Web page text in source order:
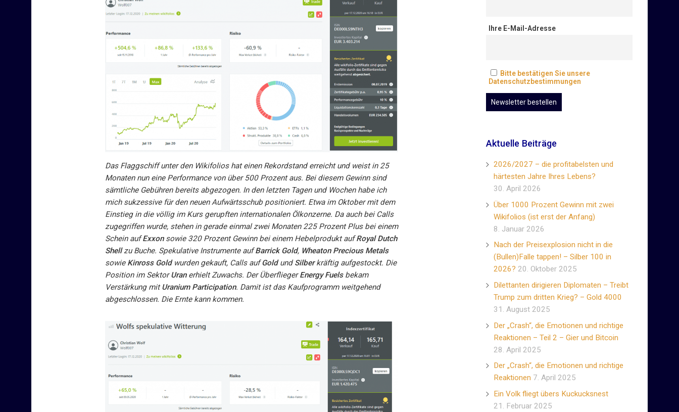
Das Flaggschiff unter den Wikifolios hat einen Rekordstand erreicht und weist in 25
Monaten nun eine Performance von über 500 Prozent aus. Bei diesem Gewinn sind
sämtliche Gebühren bereits abgezogen. In den letzten Tagen und Wochen habe ich
mich sukzessive für den neuen Aufwärtsschub positioniert. Etwa im Oktober mit dem
Einstieg in die völlig im Kurs gerupften internationalen Ölkonzerne. Da auch bei Calls
zugegriffen wurde, stehen in gerade einmal zwei Monaten 225 Prozent Plus bei einem
Schein aufExxon sowie 320 Prozent Gewinn bei einem Hebelprodukt aufRoyal Dutch
Shellzu Buche. Spekulative Instrumente aufBarrick Gold, Wheaton Precious Metals
sowieKinross Goldwurden gekauft, Calls aufGoldundSilberkräftig aufgestockt. Die
Position im SektorUran erhielt Zuwachs. Der ÜberfliegerEnergy Fuelsbekam
Verstärkung mitUranium Participation. Damit ist das Kaufprogramm weitgehend
abgeschlossen. Die Ernte kann kommen.
Ihre E-Mail-Adresse
Bitte bestätigen Sie unsere
Datenschutzbestimmungen
Aktuelle Beiträge
2026/2027 – die profitabelsten und
härtesten Jahre Ihres Lebens?
30. April 2026
Über 1000 Prozent Gewinn mit zwei
Wikifolios (ist erst der Anfang)
8. Januar 2026
Nach der Preisexplosion nicht in die
(Bullen)Falle tappen! – Silber 100 in
2026? 20. Oktober 2025
Dilettanten dirigieren Diplomaten – Treibt
Trump zum dritten Krieg? – Gold 4000
31. August 2025
Der „Crash“, die Emotionen und richtige
Reaktionen – Teil 2 – Gier und Bitcoin
28. April 2025
Der „Crash“, die Emotionen und richtige
Reaktionen 7. April 2025
Ein Volk fliegt übers Kuckucksnest
21. Februar 2025